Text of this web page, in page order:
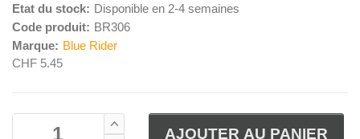
Etat du stock: Disponible en 2-4 semaines
Code produit: BR306
Marque: Blue Rider
CHF 5.45